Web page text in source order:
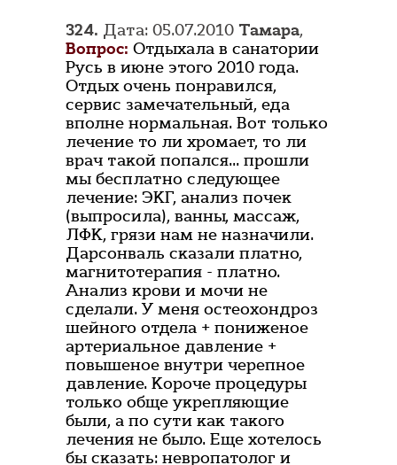
324. Дата: 05.07.2010 Тамара,
Вопрос: Отдыхала в санатории
Русь в июне этого 2010 года.
Отдых очень понравился,
сервис замечательный, еда
вполне нормальная. Вот только
лечение то ли хромает, то ли
врач такой попался... прошли
мы бесплатно следующее
лечение: ЭКГ, анализ почек
(выпросила), ванны, массаж,
ЛФК, грязи нам не назначили.
Дарсонваль сказали платно,
магнитотерапия - платно.
Анализ крови и мочи не
сделали. У меня остеохондроз
шейного отдела + пониженое
артериальное давление +
повышеное внутри черепное
давление. Короче процедуры
только обще укрепляющие
были, а по сути как такого
лечения не было. Еще хотелось
бы сказать: невропатолог и